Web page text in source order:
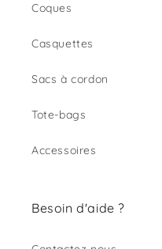
Coques
Casquettes
Sacs à cordon
Tote-bags
Accessoires
Besoin d'aide ?